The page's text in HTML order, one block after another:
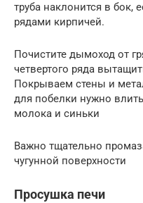
труба наклонится в бок,
рядами кирпичей.
Почистите дымоход от
четвертого ряда
Покрываем стены и
для побелки нужно
молока и синьки
Важно тщательно
чугунной поверхности
Просушка печи